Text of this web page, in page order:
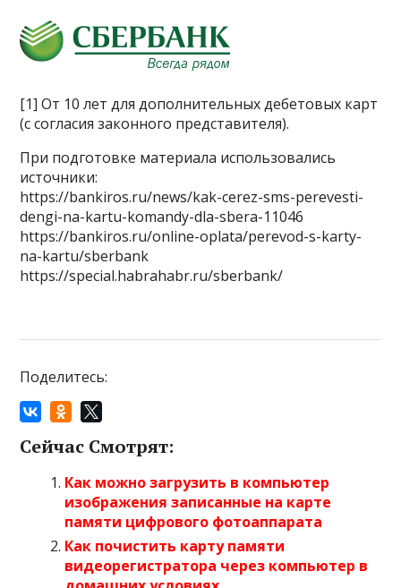
[1] От 10 лет для дополнительных дебетовых карт
(с согласия законного представителя).
При подготовке материала использовались
источники:
https://bankiros.ru/news/kak-cerez-sms-perevesti-
dengi-na-kartu-komandy-dla-sbera-11046
https://bankiros.ru/online-oplata/perevod-s-karty-
na-kartu/sberbank
https://special.habrahabr.ru/sberbank/
Поделитесь:
Сейчас Смотрят:
Как можно загрузить в компьютер
изображения записанные на карте
памяти цифрового фотоаппарата
Как почистить карту памяти
видеорегистратора через компьютер в